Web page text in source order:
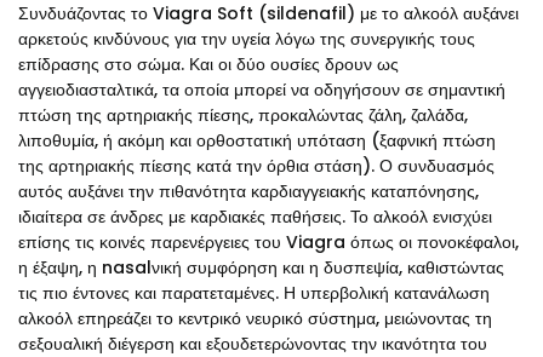
Συνδυάζοντας το Viagra Soft (sildenafil) με το αλκοόλ αυξάνει
αρκετούς κινδύνους για την υγεία λόγω της συνεργικής τους
επίδρασης στο σώμα. Και οι δύο ουσίες δρουν ως
αγγειοδιασταλτικά, τα οποία μπορεί να οδηγήσουν σε σημαντική
πτώση της αρτηριακής πίεσης, προκαλώντας ζάλη, ζαλάδα,
λιποθυμία, ή ακόμη και ορθοστατική υπόταση (ξαφνική πτώση
της αρτηριακής πίεσης κατά την όρθια στάση). Ο συνδυασμός
αυτός αυξάνει την πιθανότητα καρδιαγγειακής καταπόνησης,
ιδιαίτερα σε άνδρες με καρδιακές παθήσεις. Το αλκοόλ ενισχύει
επίσης τις κοινές παρενέργειες του Viagra όπως οι πονοκέφαλοι,
η έξαψη, η nasalνική συμφόρηση και η δυσπεψία, καθιστώντας
τις πιο έντονες και παρατεταμένες. Η υπερβολική κατανάλωση
αλκοόλ επηρεάζει το κεντρικό νευρικό σύστημα, μειώνοντας τη
σεξουαλική διέγερση και εξουδετερώνοντας την ικανότητα του